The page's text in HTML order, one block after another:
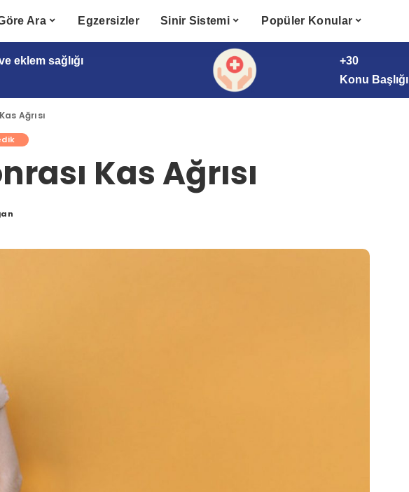
Ara Egzersizler Sinir Sistemi Popüler Konular
eklem sağlığı
+30
Konu Başlığı
Ağrısı
Kas Ağrısı